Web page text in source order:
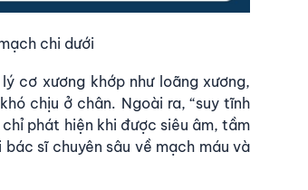
chi dưới
cơ xương khớp như loãng xương,
chịu ở chân. Ngoài ra, “suy tĩnh
phát hiện khi được siêu âm,tầm
sĩ chuyên sâu về mạch máu và